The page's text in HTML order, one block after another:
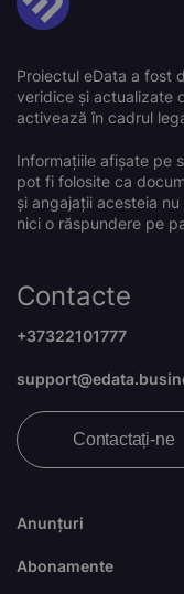
Proiectul eData a fost
veridice și actualizate
activează în cadrul
Informațiile afișate pe
pot fi folosite ca
și angajații acesteia
nici o răspundere pe
Anunțuri
Abonamente
Contacte
+37322101777
Contactați-ne